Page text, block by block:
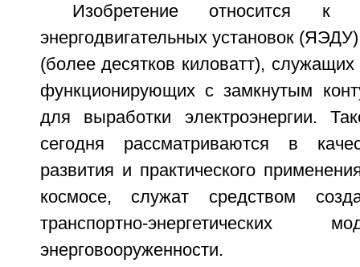
Изобретение относится к
энергодвигательных установок
(более десятков киловатт),
функционирующих с замкнутым
для выработки электроэнергии.
сегодня рассматриваются в
развития и практического
космосе, служат средством
транспортно-энергетических
энерговооруженности.